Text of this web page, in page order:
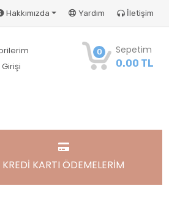
Hakkımızda Yardım İletişim
0 Sepetim
0.00 TL
KREDİ KARTI ÖDEMELERİM